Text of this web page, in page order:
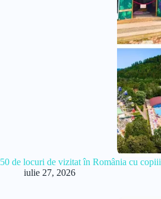
50 de locuri de vizitat în România cu copiii
iulie 27, 2026